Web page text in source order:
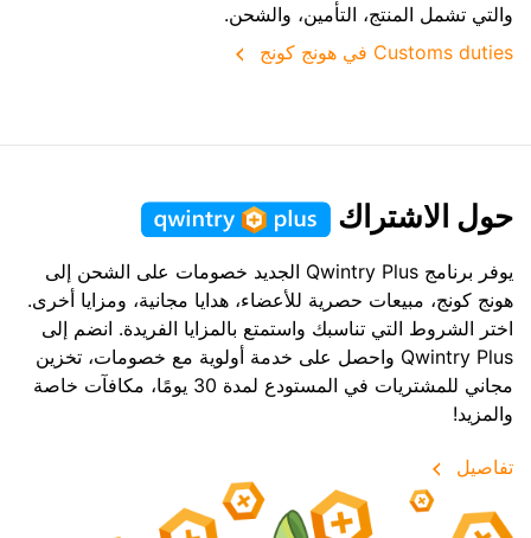
والتي تشمل المنتج، التأمين، والشحن.
Customs duties في هونج كونج
حول الاشتراك
يوفر برنامج Qwintry Plus الجديد خصومات على الشحن إلى
هونج كونج، مبيعات حصرية للأعضاء، هدايا مجانية، ومزايا أخرى.
اختر الشروط التي تناسبك واستمتع بالمزايا الفريدة. انضم إلى
Qwintry Plus واحصل على خدمة أولوية مع خصومات، تخزين
مجاني للمشتريات في المستودع لمدة 30 يومًا، مكافآت خاصة
والمزيد!
تفاصيل